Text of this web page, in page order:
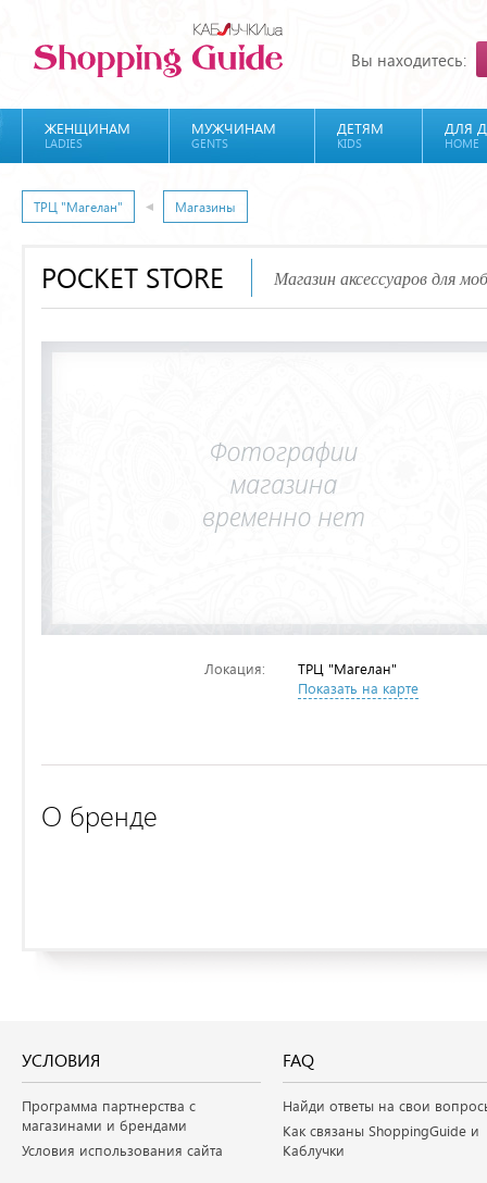
Вы находитесь:
ЖЕНЩИНАМ
LADIES
МУЖЧИНАМ
GENTS
ДЕТЯМ
KIDS
ДЛЯ
HOME
ТРЦ "Магелан" Магазины
POCKET STORE Магазин аксессуаров для
Локация:
ТРЦ "Магелан"
Показать на карте
О бренде
УСЛОВИЯ
Программа партнерства с
магазинами и брендами
Условия использования сайта
FAQ
Найди ответы на свои
Как связаны ShoppingGuide и
Каблучки